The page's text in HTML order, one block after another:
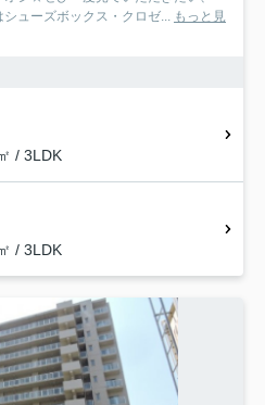
ューズボックス・クロゼ... もっと見
/ 3LDK
/ 3LDK